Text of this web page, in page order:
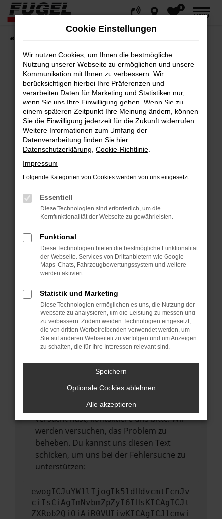
Zum
Hauptinhalt
springen
0
MENÜ
Fehler: Network Error
Beim Laden ist ein Fehler aufgetreten.
Hier sind ein paar Tipps, die dir helfen können:
Überprüfe deine Firewall und deine
Internetverbindung.
Laden andere Webseiten, zum Beispiel
deine Suchmaschine?
Prüfe deine Browsererweiterungen.
Manche Erweiterungen, wie Werbeblocker,
können das Laden bestimmter Seiten
anderen Browser oder in einem privaten
Fenster?
Starte dein Gerät neu.
vorübergehende Probleme zu beheben.
Stelle sicher, dass dein Browser und dein
Betriebssystem auf dem neuesten Stand
sind.
Veraltete Software birgt nicht nur ein
führen, dass bestimmte Funktionen nicht
Wende dich an den Webseitenbetreiber.
Wenn du alle oben genannten Schritte
versucht hast, kontaktiere uns bitte. Wir
werden versuchen, das Problem zu
beheben. Du kannst uns diesen Text
schicken, um uns bei der Fehlersuche zu
unterstützen:
ewogICJuYW1lIjogIk5ldHdvcmtFcnJv
ciIsCiAgImNvbmZpZyI6IHsKICAgICJt
ZXRob2QiOiAiR0VUIiwKICAgICJ1cmwi
Cookie Einstellungen
Wir nutzen Cookies, um Ihnen die bestmögliche
Nutzung unserer Webseite zu ermöglichen und unsere
Kommunikation mit Ihnen zu verbessern. Wir
berücksichtigen hierbei Ihre Präferenzen und
verarbeiten Daten für Marketing und Statistiken nur,
wenn Sie uns Ihre Einwilligung geben. Wenn Sie zu
einem späteren Zeitpunkt Ihre Meinung ändern, können
Sie die Einwilligung jederzeit für die Zukunft widerrufen.
Weitere Informationen zum Umfang der
Datenverarbeitung finden Sie hier:
Datenschutzerklärung Cookie-Richtlinie
Impressum
Folgende Kategorien von Cookies werden von uns eingesetzt:
Essentiell
Diese Technologien sind erforderlich, um die
Kernfunktionalität der Webseite zu gewährleisten.
Funktional
Diese Technologien bieten die bestmögliche Funktionalität
der Webseite. Services von Drittanbietern wie Google
Maps, Chats, Fahrzeugbewertungssystem und weitere
werden aktiviert.
Statistik und Marketing
Diese Technologien ermöglichen es uns, die Nutzung der
Webseite zu analysieren, um die Leistung zu messen und
zu verbessern. Zudem werden Technologien eingesetzt,
die von dritten Werbetreibenden verwendet werden, um
Sie auf anderen Webseiten zu verfolgen und um Anzeigen
zu schalten, die für Ihre Interessen relevant sind.
Speichern
Optionale Cookies ablehnen
Alle akzeptieren